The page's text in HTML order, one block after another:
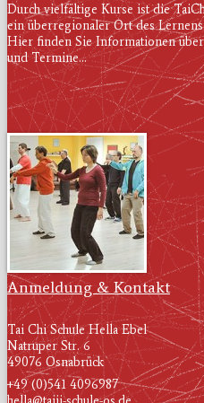
Durch vielfältige Kurse ist die
ein überregionaler Ort des
Hier finden Sie Informationen über
und Termine...
Anmeldung & Kontakt
Tai Chi Schule Hella Ebel
Natruper Str. 6
49076 Osnabrück
+49 (0)541 4096987